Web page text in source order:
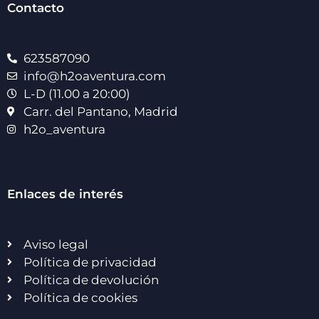
Contacto
623587090
info@h2oaventura.com
L-D (11.00 a 20:00)
Carr. del Pantano, Madrid
h2o_aventura
Enlaces de interés
Aviso legal
Política de privacidad
Política de devolución
Política de cookies